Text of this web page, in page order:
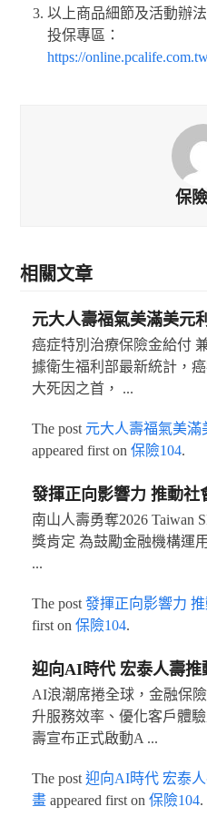
以上商品細節及活動辦
投保專區：
https://
保
相關文章
元大人壽福氣美滿美元
癌症特別治療保險金給付
據衛生福利部最新統計，
大死因之首， ...
The post 元大人壽福氣美
appeared first on 保險104.
發揮正向影響力 推動社
南山人壽勇奪2026 Taiwan
獎肯定 為鼓勵金融機構運
...
The post 發揮正向影響力
first on 保險104.
迎向AI時代 宏泰人壽
AI浪潮席捲全球，金融保
升服務效率、優化客戶體
壽宣布正式啟動A ...
The post 迎向AI時代 宏泰
畫appeared first on 保險104.